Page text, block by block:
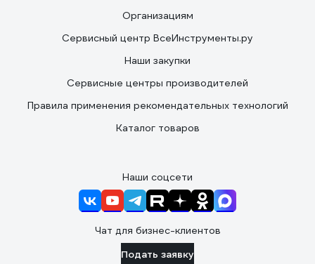
Организациям
Сервисный центр ВсеИнструменты.ру
Наши закупки
Сервисные центры производителей
Правила применения рекомендательных технологий
Каталог товаров
Наши соцсети
Чат для бизнес-клиентов
Подать заявку